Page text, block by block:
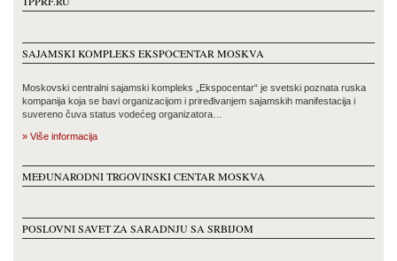
SAJAMSKI KOMPLEKS EKSPOCENTAR MOSKVA
Moskovski centralni sajamski kompleks „Ekspocentar“ je svetski poznata ruska
kompanija koja se bavi organizacijom i priređivanjem sajamskih manifestacija i
suvereno čuva status vodećeg organizatora…
» Više informacija
MEĐUNARODNI TRGOVINSKI CENTAR MOSKVA
POSLOVNI SAVET ZA SARADNJU SA SRBIJOM